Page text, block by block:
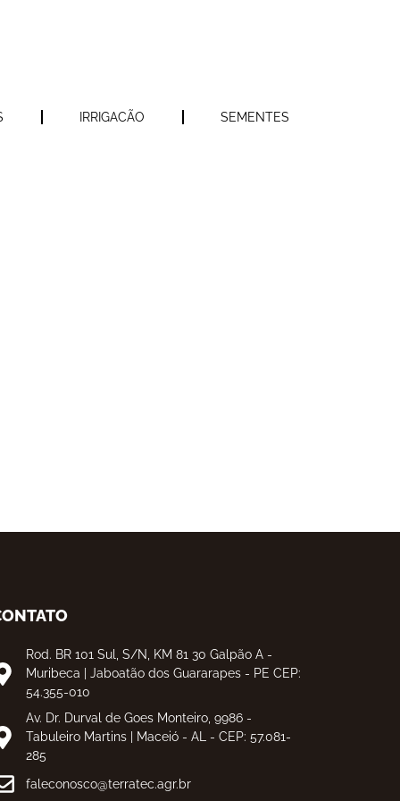
IRRIGACÃO SEMENTES
Rod. BR 101 Sul, S/N, KM 81 30 Galpão A -
Muribeca | Jaboatão dos Guararapes - PE CEP:
54.355-010
Av. Dr. Durval de Goes Monteiro, 9986 -
Tabuleiro Martins | Maceió - AL - CEP: 57.081-
285
faleconosco@terratec.agr.br